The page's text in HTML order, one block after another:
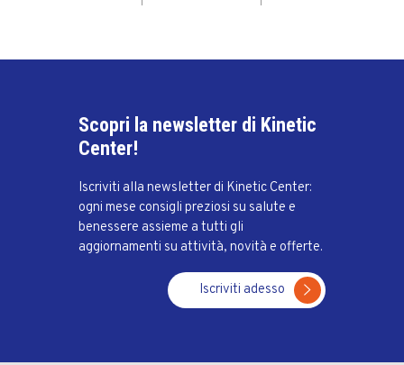
Scopri la newsletter di Kinetic
Center!
Iscriviti alla newsletter di Kinetic Center:
ogni mese consigli preziosi su salute e
benessere assieme a tutti gli
aggiornamenti su attività, novità e offerte.
Iscriviti adesso